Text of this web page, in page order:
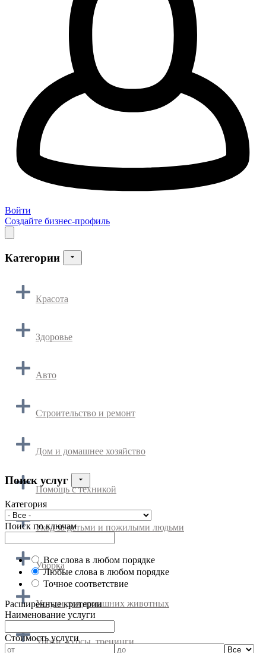
Войти
Создайте бизнес-профиль
Категории
Красота
Здоровье
Авто
Строительство и ремонт
Дом и домашнее хозяйство
Помощь с техникой
Уход за детьми и пожилыми людьми
Уборка
Услуги для домашних животных
Уроки, курсы, тренинги
Поиск услуг
Категория
Поиск по ключам
Все слова в любом порядке
Любые слова в любом порядке
Точное соответствие
Расширенные критерии
Наименование услуги
Cтоимость услуги